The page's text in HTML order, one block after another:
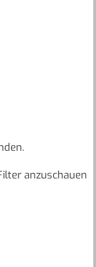
anzuschauen